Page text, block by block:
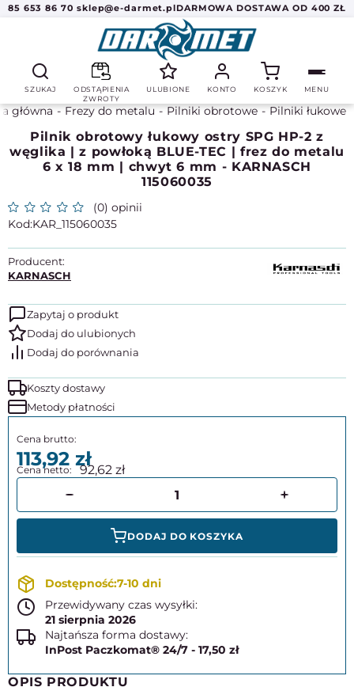
85 653 86 70 sklep@e-darmet.plDARMOWA DOSTAWA OD 400 ZŁ
SZUKAJ
ODSTĄPIENIA
ZWROTY
ULUBIONE KONTO KOSZYK MENU
główna Frezy do metalu Pilniki obrotowe Pilniki łukowe
Pilnik obrotowy łukowy ostry SPG HP-2 z
węglika | z powłoką BLUE-TEC | frez do metalu
6 x 18 mm | chwyt 6 mm - KARNASCH
115060035
(0) opinii
KAR_115060035
Producent:
KARNASCH
Zapytaj o produkt
Koszty dostawy
Metody płatności
113,92 92,62
DODAJ DO KOSZYKA
7-10 dni
Przewidywany czas wysyłki:
21 sierpnia 2026
Najtańsza forma dostawy:
InPost Paczkomat® 24/7 - 17,50 zł
OPIS PRODUKTU